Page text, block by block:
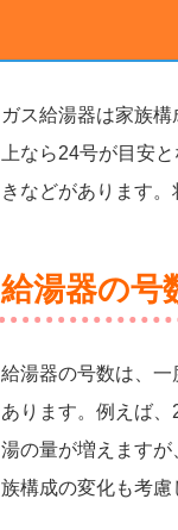
ガス給湯器は家族
上なら24号が目安
きなどがあります
給湯器の号
給湯器の号数は、
あります。例えば
湯の量が増えます
族構成の変化も考慮